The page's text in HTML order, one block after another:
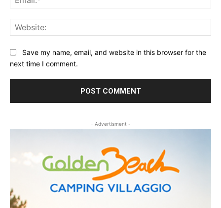
Save my name, email, and website in this browser for the
next time I comment.
- Advertisment -